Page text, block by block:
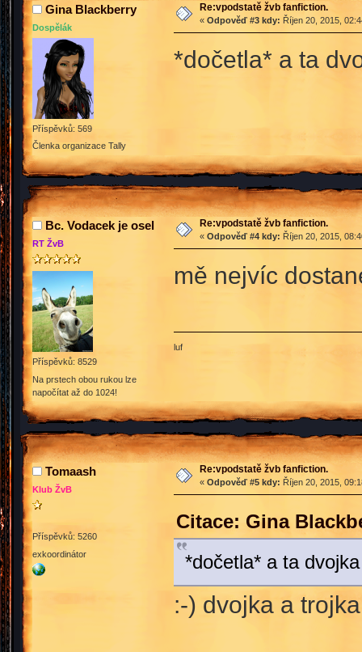
Gina Blackberry
Dospělák
Příspěvků: 569
Členka organizace Tally
Re:vpodstatě žvb fanfiction.
« Odpověď #3 kdy: Říjen 20, 2015,
*dočetla* a ta
Bc. Vodacek je osel
RT ŽvB
Příspěvků: 8529
Na prstech obou rukou lze
napočítat až do 1024!
Re:vpodstatě žvb fanfiction.
« Odpověď #4 kdy: Říjen 20, 2015,
mě nejvíc
luf
Tomaash
Klub ŽvB
Příspěvků: 5260
exkoordinátor
Re:vpodstatě žvb fanfiction.
« Odpověď #5 kdy: Říjen 20, 2015,
Citace: Gina
*dočetla* a ta
:-) dvojka a